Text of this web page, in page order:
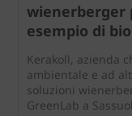
wienerberger
esempio di
Kerakoll, azienda
ambientale e ad
soluzioni
GreenLab a